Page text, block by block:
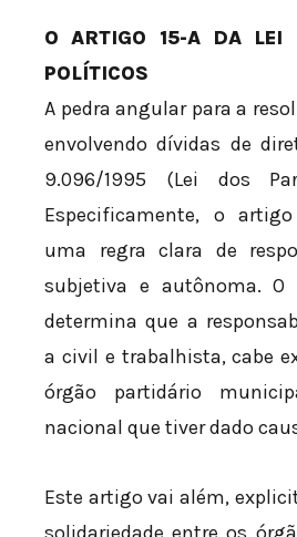
O ARTIGO 15-A DA LEI
POLÍTICOS
A pedra angular para a
envolvendo dívidas de
9.096/1995 (Lei dos
Especificamente, o artigo
uma regra clara de
subjetiva e autônoma. O
determina que a
a civil e trabalhista, cabe
órgão partidário
nacional que tiver dado
Este artigo vai além,